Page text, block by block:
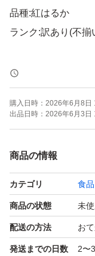
品種:紅はるか
ランク:訳あり(不
【シーズン特別お願
商品到着後は、お
認ください。
水気が付いている
通しの良い日陰で
させれば、通常問
購入日時： 2026年6月8日
出品日時： 2026年6月3日
商品の情報
カテゴリ 食品
商品の状態 未
配送の方法 お
発送までの日数 2〜